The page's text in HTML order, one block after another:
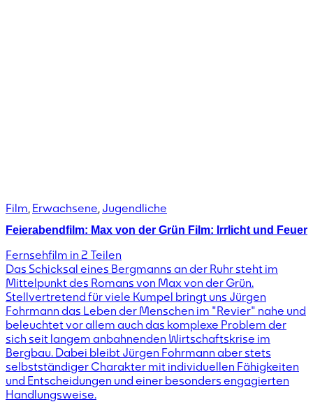
Film Erwachsene Jugendliche
Feierabendfilm: Max von der Grün Film: Irrlicht und Feuer
Fernsehfilm in 2 Teilen
Das Schicksal eines Bergmanns an der Ruhr steht im
Mittelpunkt des Romans von Max von der Grün.
Stellvertretend für viele Kumpel bringt uns Jürgen
Fohrmann das Leben der Menschen im "Revier" nahe und
beleuchtet vor allem auch das komplexe Problem der
sich seit langem anbahnenden Wirtschaftskrise im
Bergbau. Dabei bleibt Jürgen Fohrmann aber stets
selbstständiger Charakter mit individuellen Fähigkeiten
und Entscheidungen und einer besonders engagierten
Handlungsweise.